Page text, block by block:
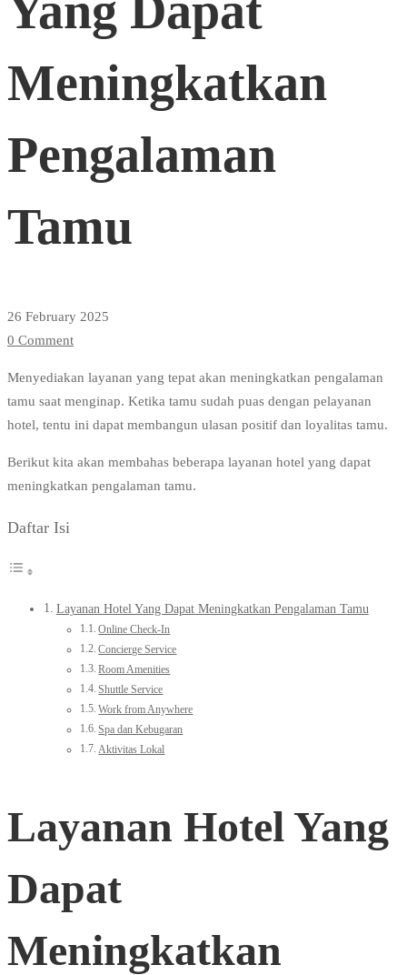
Yang
Dapat
Meningkatkan
Pengalaman
Tamu
Meningkatkan
Pengalaman
Tamu
26 February 2025
0 Comment
Menyediakan layanan yang tepat akan meningkatkan pengalaman
tamu saat menginap. Ketika tamu sudah puas dengan pelayanan
hotel, tentu ini dapat membangun ulasan positif dan loyalitas tamu.
Berikut kita akan membahas beberapa layanan hotel yang dapat
meningkatkan pengalaman tamu.
Daftar Isi
Layanan Hotel Yang Dapat Meningkatkan Pengalaman Tamu
Online Check-In
Concierge Service
Room Amenities
Shuttle Service
Work from Anywhere
Spa dan Kebugaran
Aktivitas Lokal
Layanan Hotel Yang
Dapat
Meningkatkan